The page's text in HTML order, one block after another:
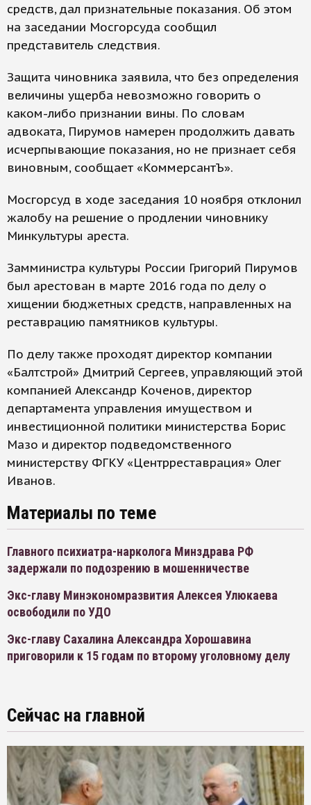
средств, дал признательные показания. Об этом
на заседании Мосгорсуда сообщил
представитель следствия.
Защита чиновника заявила, что без определения
величины ущерба невозможно говорить о
каком-либо признании вины. По словам
адвоката, Пирумов намерен продолжить давать
исчерпывающие показания, но не признает себя
виновным, сообщает «КоммерсантЪ».
Мосгорсуд в ходе заседания 10 ноября отклонил
жалобу на решение о продлении чиновнику
Минкультуры ареста.
Замминистра культуры России Григорий Пирумов
был арестован в марте 2016 года по делу о
хищении бюджетных средств, направленных на
реставрацию памятников культуры.
По делу также проходят директор компании
«Балтстрой» Дмитрий Сергеев, управляющий этой
компанией Александр Коченов, директор
департамента управления имуществом и
инвестиционной политики министерства Борис
Мазо и директор подведомственного
министерству ФГКУ «Центрреставрация» Олег
Иванов.
Материалы по теме
Главного психиатра-нарколога Минздрава РФ
задержали по подозрению в мошенничестве
Экс-главу Минэкономразвития Алексея Улюкаева
освободили по УДО
Экс-главу Сахалина Александра Хорошавина
приговорили к 15 годам по второму уголовному делу
Сейчас на главной